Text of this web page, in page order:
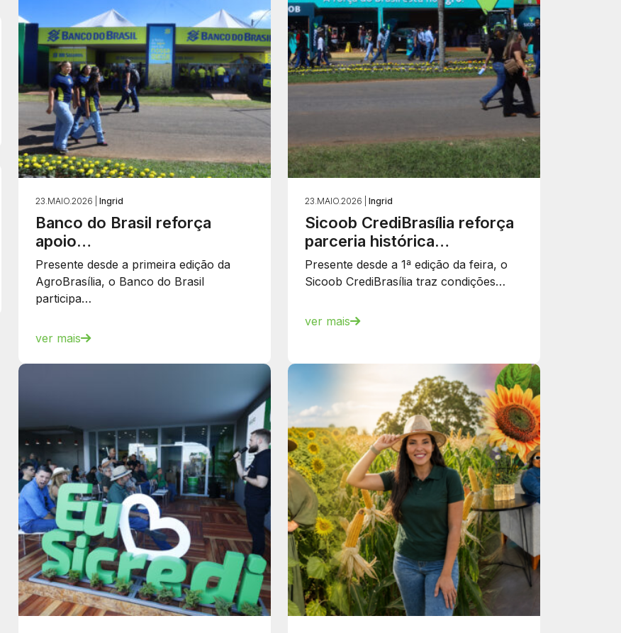
23.MAIO.2026 | Ingrid
Banco do Brasil reforça
apoio…
Presente desde a primeira edição da
AgroBrasília, o Banco do Brasil
participa…
ver mais
23.MAIO.2026 | Ingrid
Sicoob CrediBrasília reforça
parceria histórica…
Presente desde a 1ª edição da feira, o
Sicoob CrediBrasília traz condições…
ver mais